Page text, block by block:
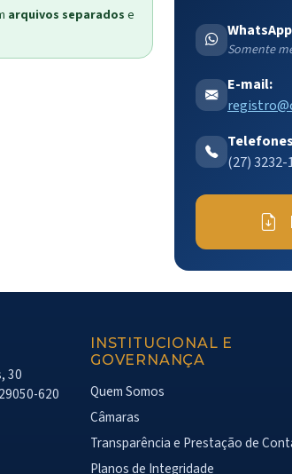
arquivos separados e
Somente
E-mail:
(27) 3232-
30
620
INSTITUCIONAL E
GOVERNANÇA
Quem Somos
Câmaras
Transparência e Prestação de
Planos de Integridade